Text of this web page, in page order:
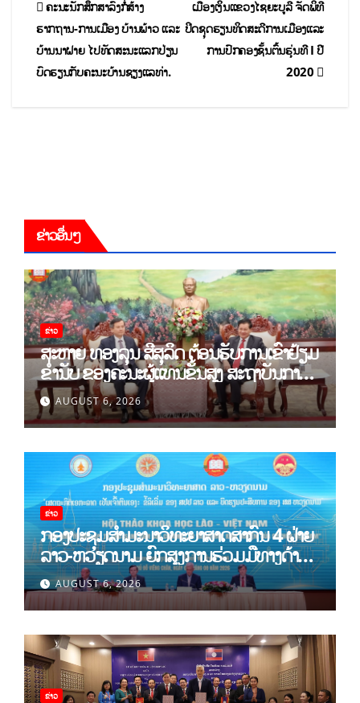
ເມືອງເງິນແຂວງໄຊຍະບູລີ ຈັດພິທີ
ປິດຊຸດຮຽນທິດສະດີການເມືອງແລະ
ການປົກຄອງຊັ້ນຕົ້ນຮຸ່ນທີ I ປີ
2020
ຄະນະນັກສຶກສາລົງກໍ່ສ້າງ
ຮາກຖານ-ການເມືອງ ບ້ານພ້າວ ແລະ
ບ້ານນາຝາຍ ໄປທັດສະນະແລກປ່ຽນ
ບົດຮຽນກັບຄະນະບ້ານຊຽງແລທ່າ.
ຂ່າວອື່ນໆ
ຂ່າວ
ສະຫາຍ ທອງລຸນ ສີສຸລິດ ຕ້ອນຮັບການເຂົ້າຢ້ຽມ
ຂຳ່ນັບ ຂອງຄະນະຜູ້ແທນຂັ້ນສູງ ສະຖາບັນການ
ເມືອງແຫ່ງຊາດ ໂຮ່ຈີມິນ ແລະ ສະຖາບັນບັນດິດ
ວິທະຍາສາດສັງຄົມຫວຽດນາມ
AUGUST 6, 2026
ຂ່າວ
ກອງປະຊຸມສໍາມະນາວິທະຍາສາດສາກົນ 4 ຝ່າຍ
ລາວ-ຫວຽດນາມ ຍົກສູງການຮ່ວມມືທາງດ້ານ
ທິດສະດີ ແລະ ພຶດຕິກໍາ ລາວ-ຫວຽດນາມ ແນໃສ່
ສ້າງເສດຖະກິດເອກະລາດເປັນເຈົ້າຕົນເອງຢ່າງ
ເຂັ້ມແຂງ
AUGUST 6, 2026
ຂ່າວ